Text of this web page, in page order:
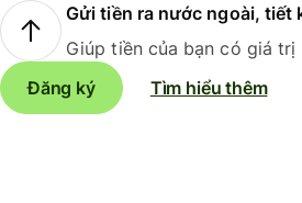
Gửi tiền ra nước ngoài, tiết
Giúp tiền của bạn có giá trị
Đăng ký
Tìm hiểu thêm